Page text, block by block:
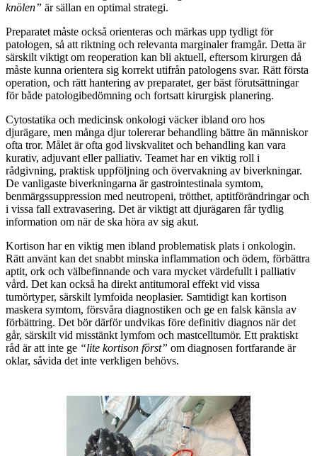
knölen” är sällan en optimal strategi.
Preparatet måste också orienteras och märkas upp tydligt för
patologen, så att riktning och relevanta marginaler framgår. Detta är
särskilt viktigt om reoperation kan bli aktuell, eftersom kirurgen då
måste kunna orientera sig korrekt utifrån patologens svar. Rätt första
operation, och rätt hantering av preparatet, ger bäst förutsättningar
för både patologibedömning och fortsatt kirurgisk planering.
Cytostatika och medicinsk onkologi väcker ibland oro hos
djurägare, men många djur tolererar behandling bättre än människor
ofta tror. Målet är ofta god livskvalitet och behandling kan vara
kurativ, adjuvant eller palliativ. Teamet har en viktig roll i
rådgivning, praktisk uppföljning och övervakning av biverkningar.
De vanligaste biverkningarna är gastrointestinala symtom,
benmärgssuppression med neutropeni, trötthet, aptitförändringar och
i vissa fall extravasering. Det är viktigt att djurägaren får tydlig
information om när de ska höra av sig akut.
Kortison har en viktig men ibland problematisk plats i onkologin.
Rätt använt kan det snabbt minska inflammation och ödem, förbättra
aptit, ork och välbefinnande och vara mycket värdefullt i palliativ
vård. Det kan också ha direkt antitumoral effekt vid vissa
tumörtyper, särskilt lymfoida neoplasier. Samtidigt kan kortison
maskera symtom, försvåra diagnostiken och ge en falsk känsla av
förbättring. Det bör därför undvikas före definitiv diagnos när det
går, särskilt vid misstänkt lymfom och mastcelltumör. Ett praktiskt
råd är att inte ge “lite kortison först” om diagnosen fortfarande är
oklar, såvida det inte verkligen behövs.